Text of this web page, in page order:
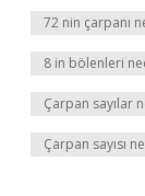
72 nin çarpanı
8 in bölenleri
Çarpan sayılar
Çarpan sayısı